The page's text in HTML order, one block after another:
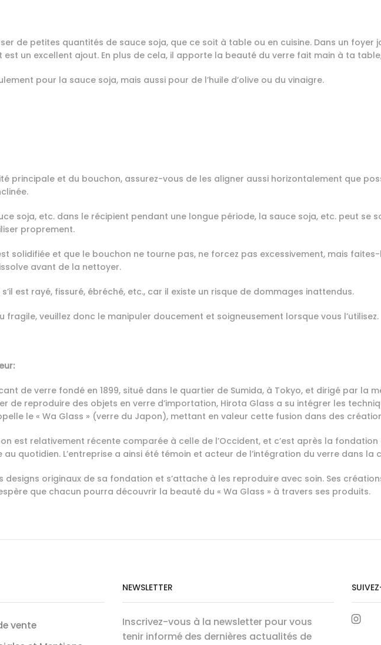
de petites quantités de sauce soja, que ce soit à table ou en cuisine. Dans un
est un excellent ajout. En plus de cela, il apporte la beauté du verre fait main à ta
pour la sauce soja, mais aussi pour de l’huile d’olive ou du vinaigre.
principale et du bouchon, assurez-vous de les aligner aussi horizontalement que
soja, etc. dans le récipient pendant une longue période, la sauce soja, etc. peut se
proprement.
solidifiée et que le bouchon ne tourne pas, ne forcez pas excessivement, mais
avant de la nettoyer.
s’il est rayé, fissuré, ébréché, etc., car il existe un risque de dommages inattendus.
fragile, veuillez donc le manipuler doucement et soigneusement lorsque vous l’utilisez.
de verre fondé en 1899, situé dans le quartier de Sumida, à Tokyo, et dirigé par la
de reproduire des objets en verre d’importation, Hirota Glass a su intégrer les
le « Wa Glass » (verre du Japon), mettant en valeur cette fusion dans des
est relativement récente comparée à celle de l’Occident, et c’est après la
quotidien. L’entreprise a ainsi été témoin et acteur de l’intégration du verre dans la
designs originaux de sa fondation et s’attache à les reproduire avec soin. Ses
que chacun pourra découvrir la beauté du « Wa Glass » à travers ses produits.
vente
NEWSLETTER
Inscrivez-vous à la newsletter pour vous
tenir informé des dernières actualités de